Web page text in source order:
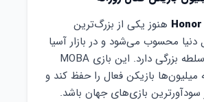
هنوز یکی از بزرگ‌ترین
دنیا محسوب می‌شود و در بازار آسیا
مخصوصاً چین سلطه بزرگی دارد. این بازی MOBA
میلیون‌ها بازیکن فعال را حفظ کند و
بازی‌های جهان باشد.